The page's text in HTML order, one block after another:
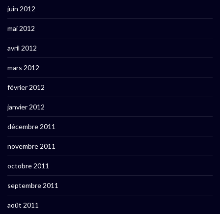
juin 2012
mai 2012
avril 2012
mars 2012
février 2012
janvier 2012
décembre 2011
novembre 2011
octobre 2011
septembre 2011
août 2011